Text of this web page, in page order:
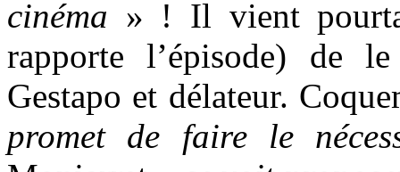
cinéma » ! Il vient
rapporte l’épisode) de
Gestapo et délateur.
promet de faire le